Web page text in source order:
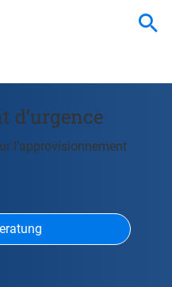
d’urgence
l’approvisionnement